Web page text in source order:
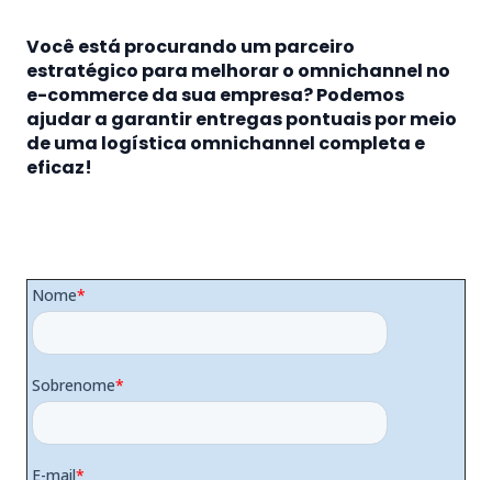
Você está procurando um parceiro
estratégico para melhorar o omnichannel no
e-commerce da sua empresa? Podemos
ajudar a garantir entregas pontuais por meio
de uma logística omnichannel completa e
eficaz!